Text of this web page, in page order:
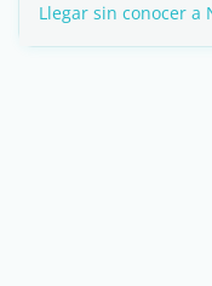
Llegar sin conocer a